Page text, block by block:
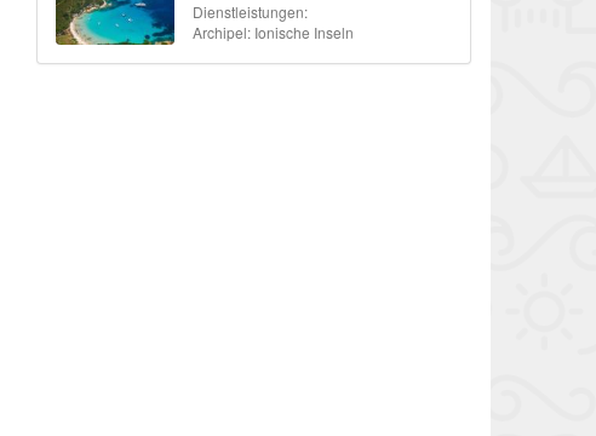
Dienstleistungen:
Archipel: Ionische Inseln